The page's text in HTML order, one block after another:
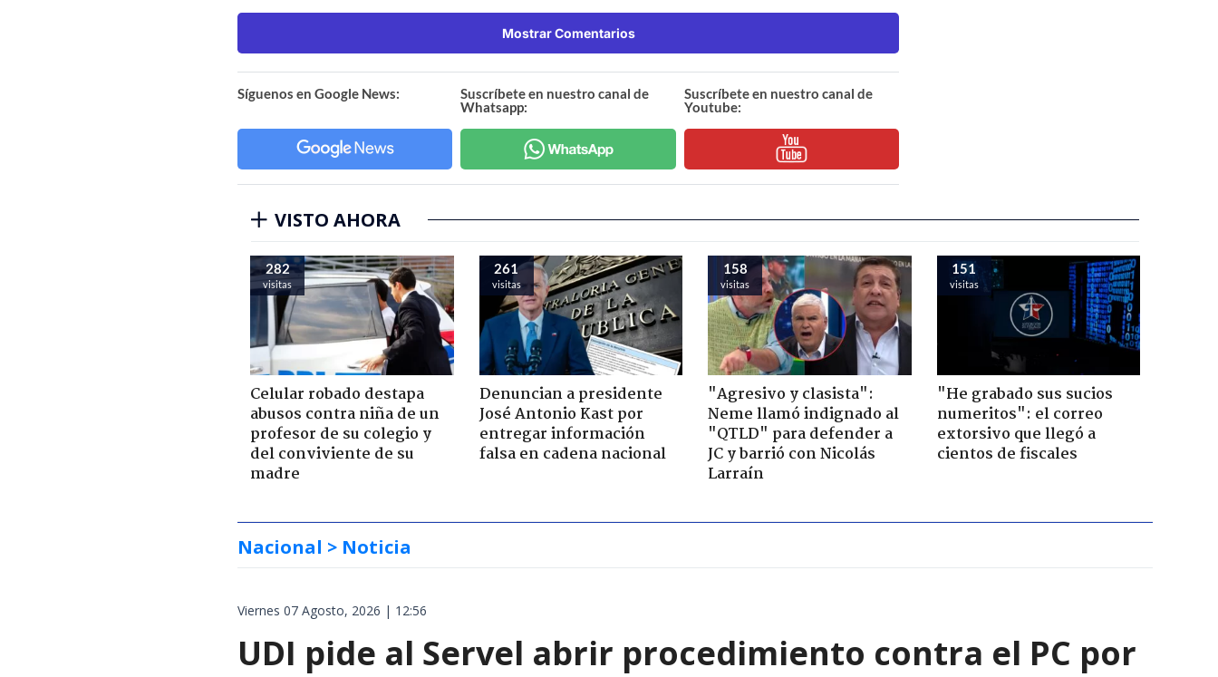
Mostrar Comentarios
Síguenos en Google News:
Suscríbete en nuestro canal de
Whatsapp:
Suscríbete en nuestro canal de
Youtube:
VISTO AHORA
282
visitas
Celular robado destapa
abusos contra niña de un
profesor de su colegio y
del conviviente de su
madre
261
visitas
Denuncian a presidente
José Antonio Kast por
entregar información
falsa en cadena nacional
158
visitas
"Agresivo y clasista":
Neme llamó indignado al
"QTLD" para defender a
JC y barrió con Nicolás
Larraín
151
visitas
"He grabado sus sucios
numeritos": el correo
extorsivo que llegó a
cientos de fiscales
Nacional > Noticia
Viernes 07 Agosto, 2026 | 12:56
UDI pide al Servel abrir procedimiento contra el PC por